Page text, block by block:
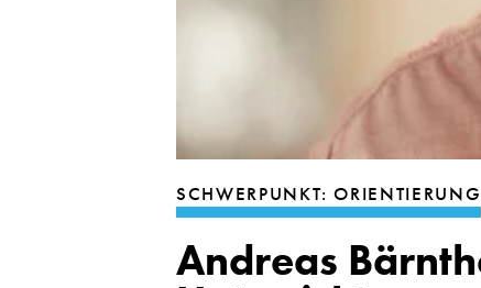
SCHWERPUNKT: ORIENTIERUNG
Andreas